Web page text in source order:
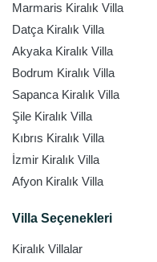
Marmaris Kiralık Villa
Datça Kiralık Villa
Akyaka Kiralık Villa
Bodrum Kiralık Villa
Sapanca Kiralık Villa
Şile Kiralık Villa
Kıbrıs Kiralık Villa
İzmir Kiralık Villa
Afyon Kiralık Villa
Villa Seçenekleri
Kiralık Villalar